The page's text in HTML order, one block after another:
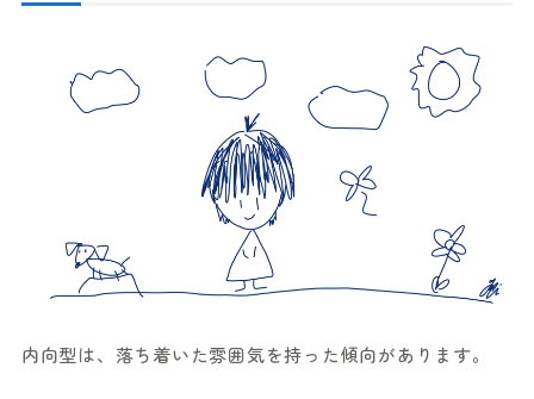
内向型は、落ち着いた雰囲気を持った傾向があります。